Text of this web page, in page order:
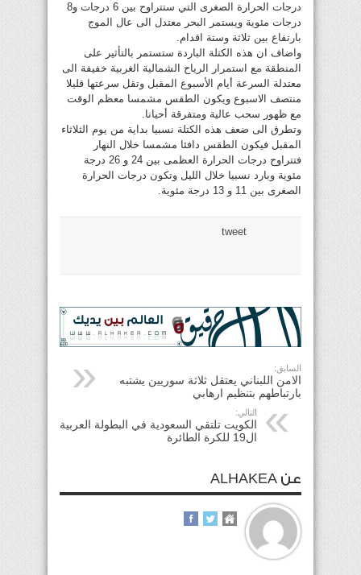
درجات الحرارة الصغرى التي ستتراوح بين 6 درجات و8
درجات مئوية ويستمر البحر معتدل الى عال الموج
بارتفاع بين ثلاثة وستة اقدام.
واضاف ان هذه الكتلة الباردة ستستمر بالتأثير على
المنطقة مع استمرار الرياح الشمالية الغربية خفيفة الى
معتدلة السرعة أيام الأسبوع المقبل وتقل سرعتها قليلا
منتصف الاسبوع ويكون الطقس مشمسا معظم الوقت
مع ظهور سحب عالية ومتفرقة أحيانا.
وتطرق الى ضعف هذه الكتلة نسبيا بداية من يوم الثلاثاء
المقبل فيكون الطقس دافئا مشمسا خلال النهار
فتتراوح درجات الحرارة العظمى بين 24 و 26 درجة
مئوية وبارد نسبيا خلال الليل وتكون درجات الحرارة
الصغرى بين 11 و 13 درجة مئوية.
tweet
السابق:
الامن اللبناني يعتقل ثلاثة سوريين يشتبه
بارتباطهم بتنظيم ارهابي
التالي:
الكويت تلتقي السعودية في البطولة العربية
ال19 للكرة الطائرة
عن ALHAKEA